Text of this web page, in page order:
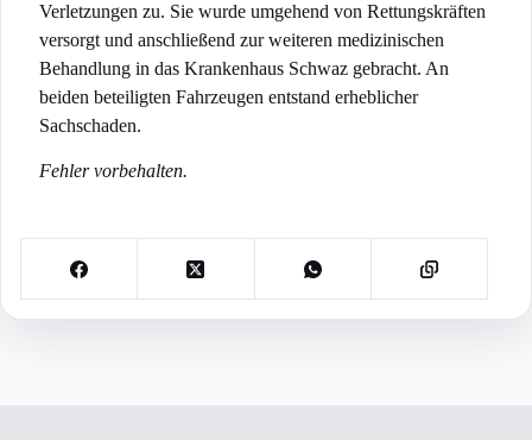
Verletzungen zu. Sie wurde umgehend von Rettungskräften
versorgt und anschließend zur weiteren medizinischen
Behandlung in das Krankenhaus Schwaz gebracht. An
beiden beteiligten Fahrzeugen entstand erheblicher
Sachschaden.
Fehler vorbehalten.